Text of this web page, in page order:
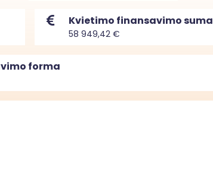
Kvietimo finansavimo suma
58 949,42 €
forma